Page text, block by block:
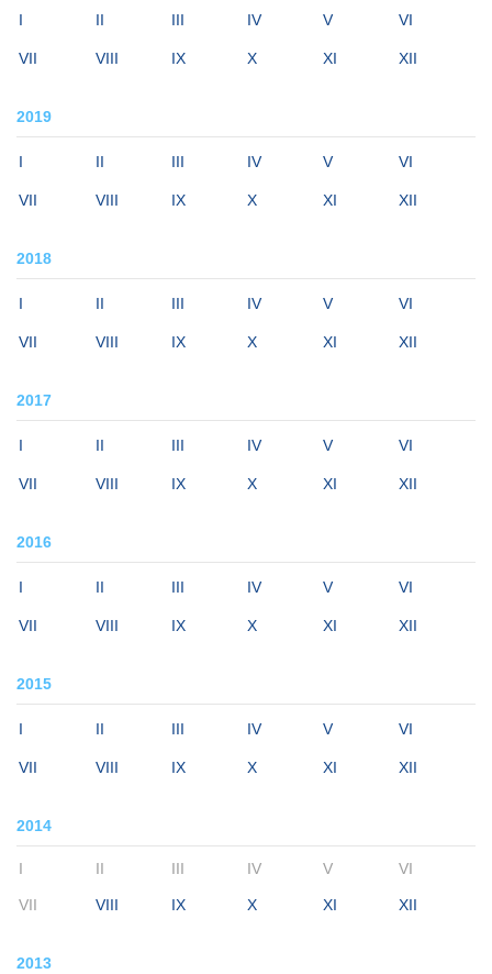
I II III IV V VI
VII VIII IX X XI XII
2019
I II III IV V VI
VII VIII IX X XI XII
2018
I II III IV V VI
VII VIII IX X XI XII
2017
I II III IV V VI
VII VIII IX X XI XII
2016
I II III IV V VI
VII VIII IX X XI XII
2015
I II III IV V VI
VII VIII IX X XI XII
2014
I II III IV V VI
VII VIII IX X XI XII
2013